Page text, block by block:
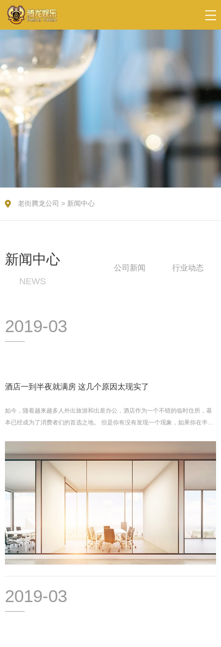
老街腾龙公司 > 新闻中心
新闻中心
NEWS
公司新闻 行业动态
2019-03
酒店一到半夜就满房 这几个原因太现实了
如今，随着越来越多人外出旅游和出差办公，酒店作为一个不错的临时住所，基
本已经成为了消费者们的首选之地。 但是你有没有发现一个现象，如果你在半夜
2019-03